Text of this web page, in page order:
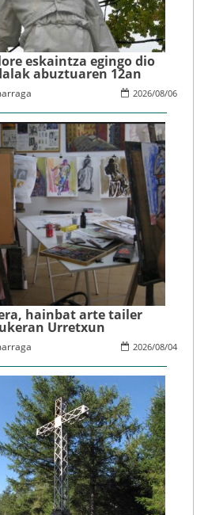
eskaintza egingo dio
abuztuaren 12an
2026/08/06
hainbat arte tailer
Urretxun
2026/08/04